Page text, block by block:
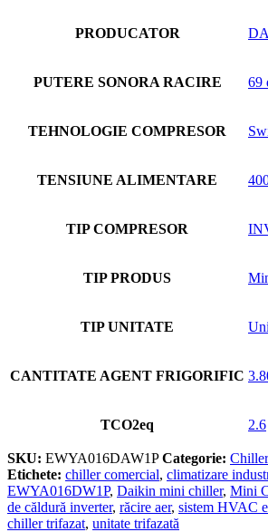
PRODUCATOR
PUTERE SONORA RACIRE 69
TEHNOLOGIE COMPRESOR
TENSIUNE ALIMENTARE
TIP COMPRESOR
TIP PRODUS
TIP UNITATE
CANTITATE AGENT FRIGORIFIC
TCO2eq 2.6
SKU: EWYA016DAW1P Categorie:
Etichete: chiller comercial, climatizare
EWYA016DW1P, Daikin mini chiller, Mini
de căldură inverter, răcire aer, sistem HVAC
chiller trifazat, unitate trifazată